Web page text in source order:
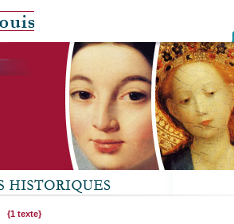
{1 texte}